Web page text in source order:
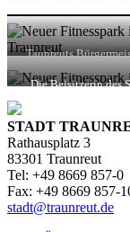
Taunreuts
Ritter und der
Seniorenbeirates
Die Beisitzerin des
STADT
Rathausplatz 3
83301 Traunreut
Tel: +49 8669 857-0
Fax: +49 8669 857-
stadt@traunreut.de